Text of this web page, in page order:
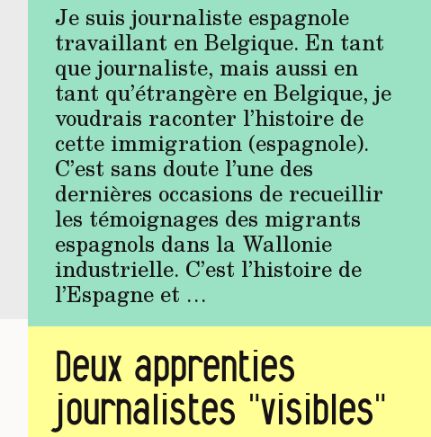
Je suis journaliste espagnole
travaillant en Belgique. En tant
que journaliste, mais aussi en
tant qu’étrangère en Belgique, je
voudrais raconter l’histoire de
cette immigration (espagnole).
C’est sans doute l’une des
dernières occasions de recueillir
les témoignages des migrants
espagnols dans la Wallonie
industrielle. C’est l’histoire de
l’Espagne et …
Deux apprenties
journalistes "visibles"